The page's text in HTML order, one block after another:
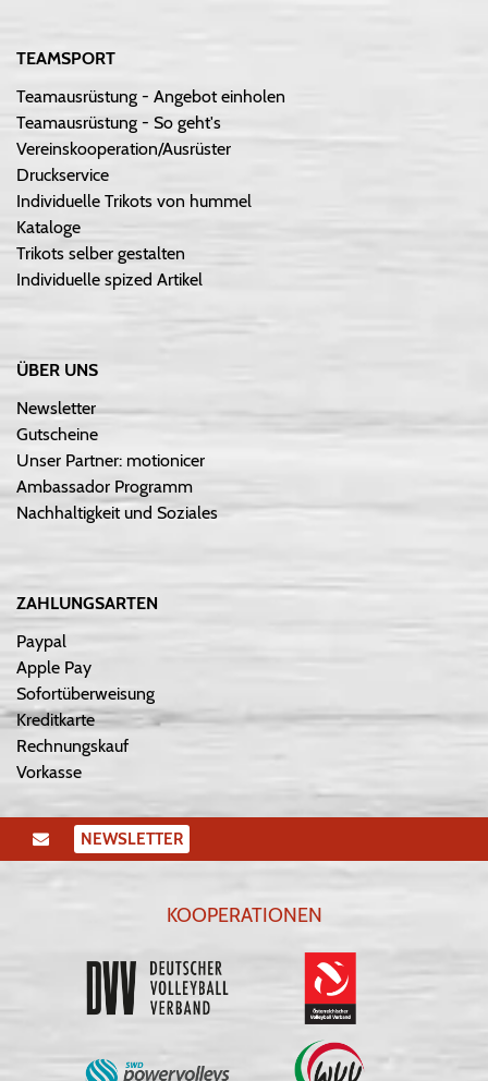
TEAMSPORT
Teamausrüstung - Angebot einholen
Teamausrüstung - So geht's
Vereinskooperation/Ausrüster
Druckservice
Individuelle Trikots von hummel
Kataloge
Trikots selber gestalten
Individuelle spized Artikel
ÜBER UNS
Newsletter
Gutscheine
Unser Partner: motionicer
Ambassador Programm
Nachhaltigkeit und Soziales
ZAHLUNGSARTEN
Paypal
Apple Pay
Sofortüberweisung
Kreditkarte
Rechnungskauf
Vorkasse
NEWSLETTER
KOOPERATIONEN